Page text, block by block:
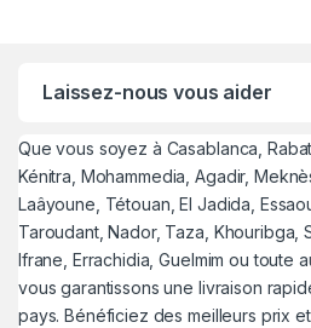
Laissez-nous vous aider
Que vous soyez à Casablanca,
Kénitra, Mohammedia, Agadir,
Laâyoune, Tétouan, El Jadida,
Taroudant, Nador, Taza, Khouribga,
Ifrane, Errachidia, Guelmim ou toute
vous garantissons une livraison
pays. Bénéficiez des meilleurs prix